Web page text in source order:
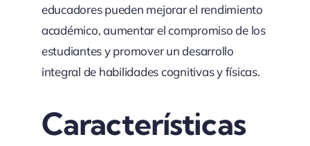
educadores pueden mejorar el rendimiento
académico, aumentar el compromiso de los
estudiantes y promover un desarrollo
integral de habilidades cognitivas y físicas.
Características